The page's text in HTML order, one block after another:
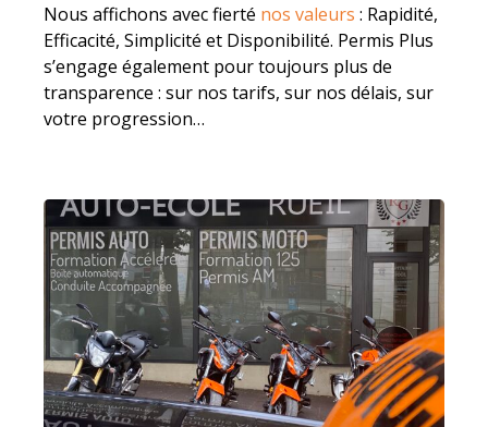
Nous affichons avec fierté nos valeurs : Rapidité,
Efficacité, Simplicité et Disponibilité. Permis Plus
s’engage également pour toujours plus de
transparence : sur nos tarifs, sur nos délais, sur
votre progression…